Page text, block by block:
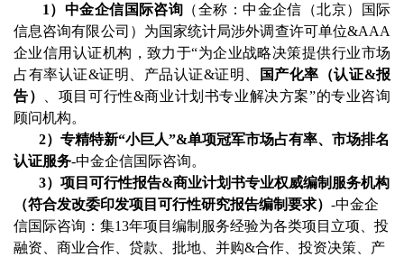
1）中金企信国际咨询 （全称：中金企信（北京）国际
信息咨询有限公司）为国家统计局涉外调查许可单位&AAA
企业信用认证机构，致力于“为企业战略决策提供行业市场
占有率认证&证明、产品认证&证明、 国产化率（认证&报
告）
项目可行性&商业计划书专业解决方案”的专业咨询
顾问机构。
2）专精特新“小巨人”&单项冠军市场占有率、市场排名
认证服务-中金企信国际咨询。
3）项目可行性报告&商业计划书专业权威编制服务机构
（符合发改委印发项目可行性研究报告编制要求） -中金企
信国际咨询：集13年项目编制服务经验为各类项目立项、投
融资、商业合作、贷款、批地、并购&合作、投资决策、产